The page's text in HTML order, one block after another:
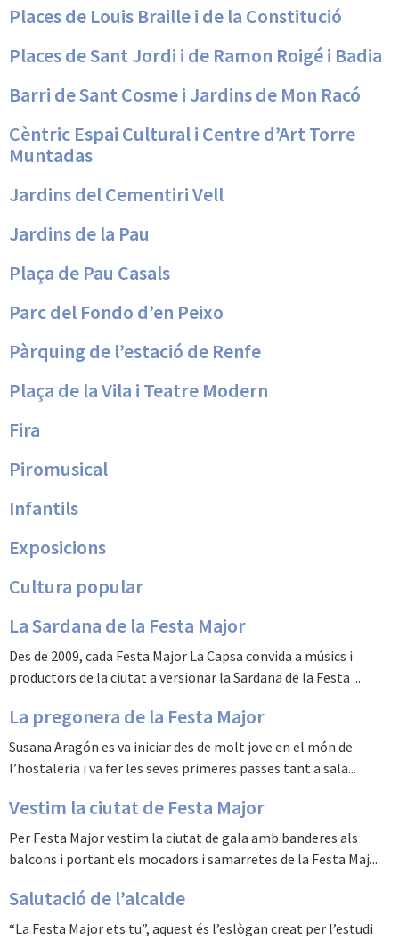
Places de Louis Braille i de la Constitució
Places de Sant Jordi i de Ramon Roigé i Badia
Barri de Sant Cosme i Jardins de Mon Racó
Cèntric Espai Cultural i Centre d’Art Torre
Muntadas
Jardins del Cementiri Vell
Jardins de la Pau
Plaça de Pau Casals
Parc del Fondo d’en Peixo
Pàrquing de l’estació de Renfe
Plaça de la Vila i Teatre Modern
Fira
Piromusical
Infantils
Exposicions
Cultura popular
La Sardana de la Festa Major
Des de 2009, cada Festa Major La Capsa convida a músics i
productors de la ciutat a versionar la Sardana de la Festa ...
La pregonera de la Festa Major
Susana Aragón es va iniciar des de molt jove en el món de
l’hostaleria i va fer les seves primeres passes tant a sala...
Vestim la ciutat de Festa Major
Per Festa Major vestim la ciutat de gala amb banderes als
balcons i portant els mocadors i samarretes de la Festa Maj...
Salutació de l’alcalde
“La Festa Major ets tu”, aquest és l’eslògan creat per l’estudi